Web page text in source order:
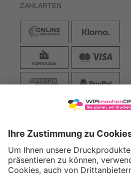
ZAHLARTEN
VERSAND